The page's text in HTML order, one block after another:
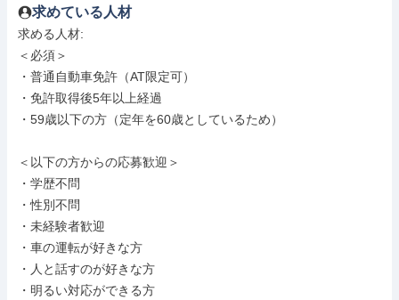
求めている人材
求める人材:
＜必須＞
・普通自動車免許（AT限定可）
・免許取得後5年以上経過
・59歳以下の方（定年を60歳としているため）
＜以下の方からの応募歓迎＞
・学歴不問
・性別不問
・未経験者歓迎
・車の運転が好きな方
・人と話すのが好きな方
・明るい対応ができる方